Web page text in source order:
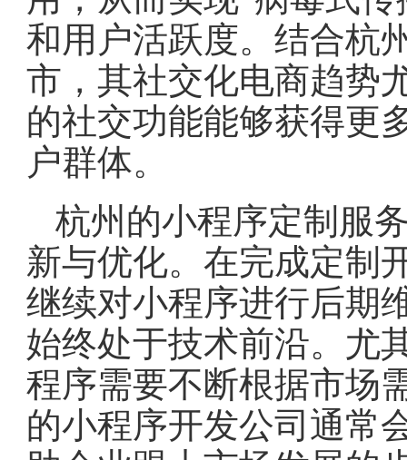
和用户活跃度。结合杭
市，其社交化电商趋势
的社交功能能够获得更
户群体。
杭州的小程序定制服
新与优化。在完成定制
继续对小程序进行后期
始终处于技术前沿。尤
程序需要不断根据市场
的小程序开发公司通常